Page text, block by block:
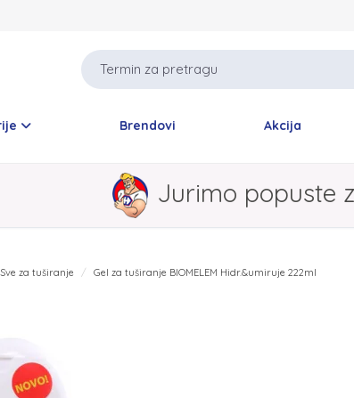
Brendovi Akcija
Jurimo popuste
za tuširanje Gel za tuširanje BIOMELEM Hidr.&umiruje 222ml